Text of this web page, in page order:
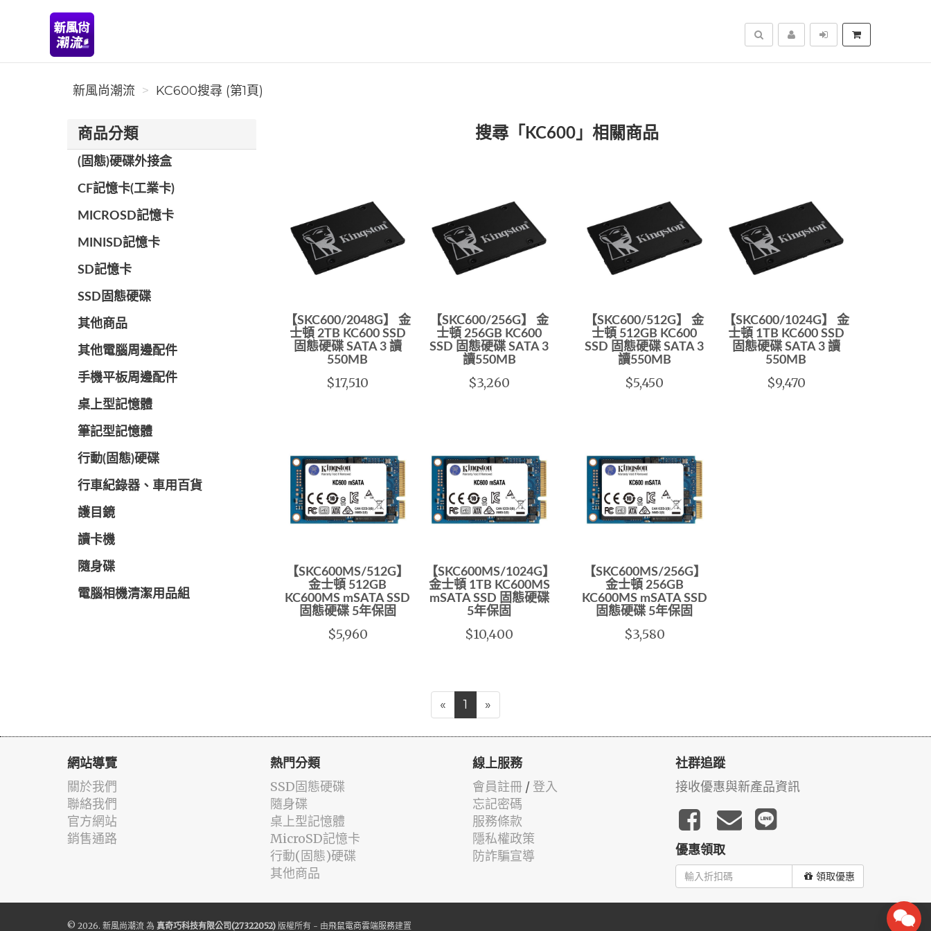
新風尚潮流
搜尋
新風尚潮流 KC600搜尋 (第1頁)
商品分類
(固態)硬碟外接盒
CF記憶卡(工業卡)
MICROSD記憶卡
MINISD記憶卡
SD記憶卡
SSD固態硬碟
其他商品
其他電腦周邊配件
手機平板周邊配件
桌上型記憶體
筆記型記憶體
行動(固態)硬碟
行車紀錄器、車用百貨
護目鏡
讀卡機
隨身碟
電腦相機清潔用品組
搜尋「KC600」相關商品
【SKC600/2048G】 金
士頓 2TB KC600 SSD
固態硬碟 SATA 3 讀
550MB
$17,510
【SKC600/256G】 金
士頓 256GB KC600
SSD 固態硬碟 SATA 3
讀550MB
$3,260
【SKC600/512G】 金
士頓 512GB KC600
SSD 固態硬碟 SATA 3
讀550MB
$5,450
【SKC600/1024G】 金
士頓 1TB KC600 SSD
固態硬碟 SATA 3 讀
550MB
$9,470
【SKC600MS/512G】
金士頓 512GB
KC600MS mSATA SSD
固態硬碟 5年保固
$5,960
【SKC600MS/1024G】
金士頓 1TB KC600MS
mSATA SSD 固態硬碟
5年保固
$10,400
【SKC600MS/256G】
金士頓 256GB
KC600MS mSATA SSD
固態硬碟 5年保固
$3,580
« 1 »
網站導覽
關於我們
聯絡我們
官方網站
銷售通路
熱門分類
SSD固態硬碟
隨身碟
桌上型記憶體
MicroSD記憶卡
行動(固態)硬碟
其他商品
線上服務
會員註冊 / 登入
忘記密碼
服務條款
隱私權政策
防詐騙宣導
社群追蹤
接收優惠與新產品資訊
優惠領取
領取優惠
© 2026. 新風尚潮流 為 真奇巧科技有限公司(27322052) 版權所有 - 由飛鼠電商雲端服務建置